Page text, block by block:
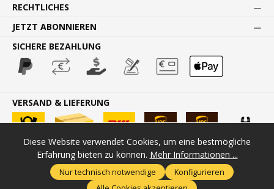
RECHTLICHES
JETZT ABONNIEREN
SICHERE BEZAHLUNG
VERSAND & LIEFERUNG
* Alle Preise inkl. gesetzl. Mehrwertsteuer zzgl.Versandkosten
ggf. Nachnahmegebühren, wenn nicht anders angegeben.
Diese Website verwendet Cookies, um eine bestmögliche
Erfahrung bieten zu können. Mehr Informationen ...
Nur technisch notwendige
Konfigurieren